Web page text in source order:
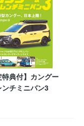
特典付】カングー
ンチミニバン3